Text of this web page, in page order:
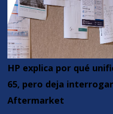
HP explica por qué
65, pero deja
Aftermarket